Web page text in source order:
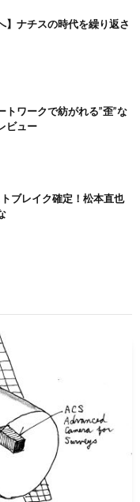
】ナチスの時代を繰り返さ
トワークで紡がれる”歪”な
ビュー
ブレイク確定！松本直也